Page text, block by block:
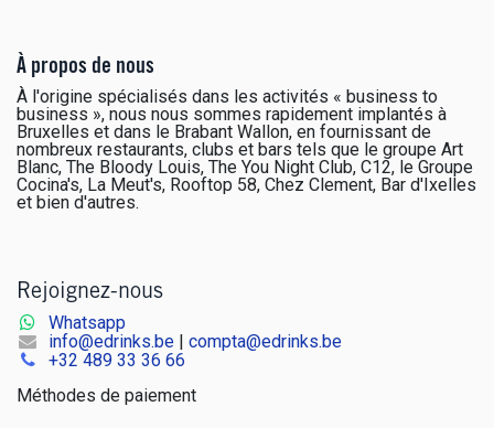
À propos de nous
À l'origine spécialisés dans les activités « business to
business », nous nous sommes rapidement implantés à
Bruxelles et dans le Brabant Wallon, en fournissant de
nombreux restaurants, clubs et bars tels que le groupe Art
Blanc, The Bloody Louis, The You Night Club, C12, le Groupe
Cocina's, La Meut's, Rooftop 58, Chez Clement, Bar d'Ixelles
et bien d'autres.
Rejoignez-nous
Whatsapp
info@edrinks.be| compta@edrinks.be
+32 489 33 36 66
Méthodes de paiement